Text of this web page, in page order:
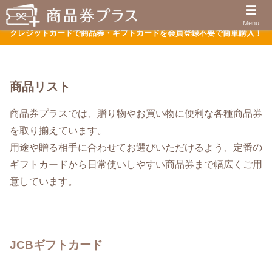
ほぼ全てのクレジットがご利用可能です
クレジットカードで商品券・ギフトカードを会員登録不要で簡単購入！
商品リスト
商品券プラスでは、贈り物やお買い物に便利な各種商品券
を取り揃えています。
用途や贈る相手に合わせてお選びいただけるよう、定番の
ギフトカードから日常使いしやすい商品券まで幅広くご用
意しています。
JCBギフトカード
Menu